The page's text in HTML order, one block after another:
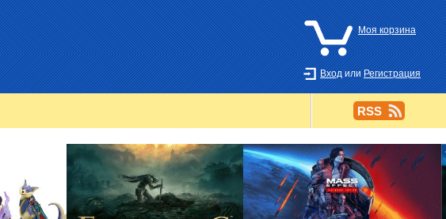
Моя корзина
ВходилиРегистрация
RSS